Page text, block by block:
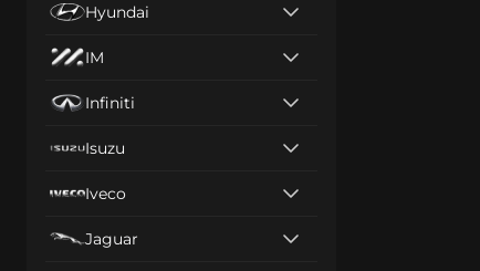
Hyundai
IM
Infiniti
Isuzu
Iveco
Jaguar